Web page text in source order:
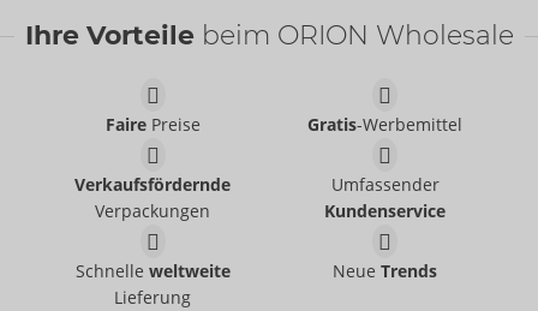
- ORION Brand
20500801001
Paddel aus Leder
- ORION Brand
Ohne Verkaufsverpackung
20406201000
44,95 €
Harness
- ORION Brand
Harness aus Leder
Ihre Vorteile beim ORION Wholesale
FairePreise Gratis-Werbemittel
Verkaufsfördernde
Verpackungen
Umfassender
Kundenservice
Schnelle weltweite
Lieferung
NeueTrends